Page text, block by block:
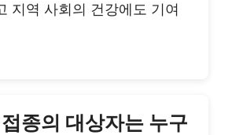
지역 사회의 건강에도 기여
종의 대상자는 누구